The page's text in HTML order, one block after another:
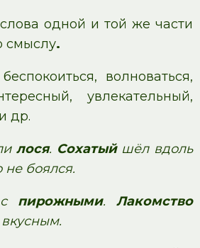
слова одной и той же части
смыслу.
волноваться,
увлекательный,
др.
лося. Сохатый шёл вдоль
боялся.
пирожными. Лакомство
вкусным.